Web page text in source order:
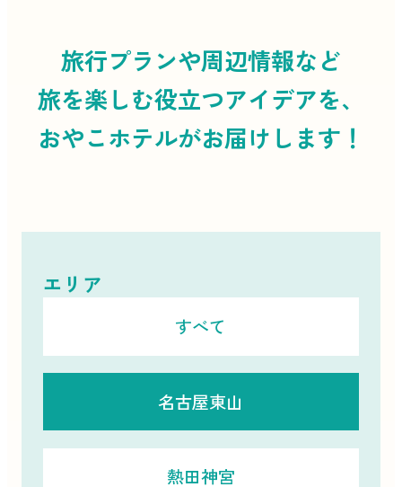
旅行プランや周辺情報など
旅を楽しむ役立つアイデアを、
おやこホテルがお届けします！
エリア
すべて
名古屋東山
熱田神宮